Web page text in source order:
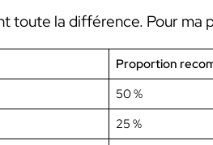
toute la différence. Pour ma
Proportion
50 %
25 %